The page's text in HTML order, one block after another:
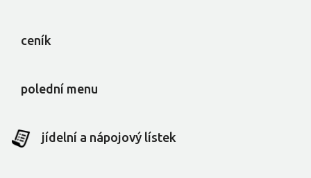
ceník
polední menu
jídelní a nápojový lístek